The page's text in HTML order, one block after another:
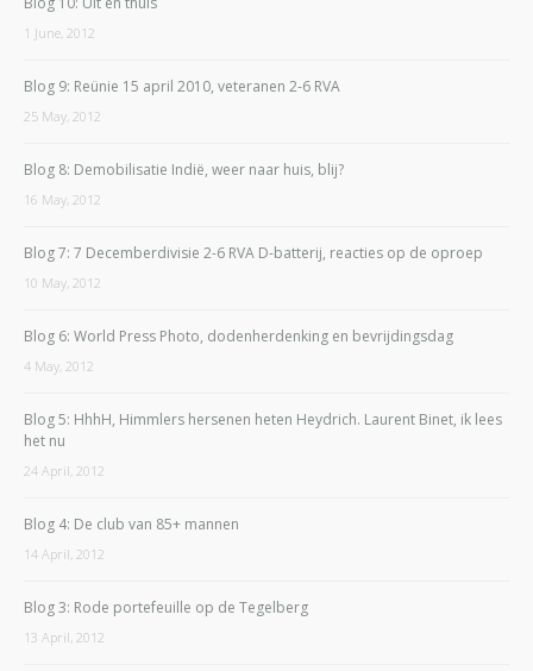
1 June, 2012
Blog 9: Reünie 15 april 2010, veteranen 2-6 RVA
25 May, 2012
Blog 8: Demobilisatie Indië, weer naar huis, blij?
16 May, 2012
Blog 7: 7 Decemberdivisie 2-6 RVA D-batterij, reacties op de oproep
10 May, 2012
Blog 6: World Press Photo, dodenherdenking en bevrijdingsdag
4 May, 2012
Blog 5: HhhH, Himmlers hersenen heten Heydrich. Laurent Binet, ik lees
het nu
24 April, 2012
Blog 4: De club van 85+ mannen
14 April, 2012
Blog 3: Rode portefeuille op de Tegelberg
13 April, 2012